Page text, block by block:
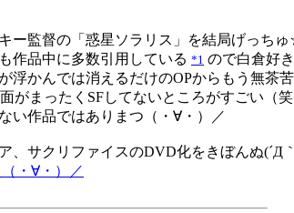
ー監督の「惑星ソラリス」を結局げっち
作品中に多数引用している *1 ので白倉好
浮かんでは消えるだけのOPからもう無茶苦
がまったくSFしてないところがすごい（笑
い作品ではありまつ（・∀・）／
、サクリファイスのDVD化をきぼんぬ(´Д
・∀・）／